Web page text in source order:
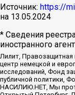
Источник: https://
на 13.05.2024
* Сведения
иностранного
Лилит, Правозащитная
центр немецкой и
исследований, Фонд
публичной политики,
НАСИЛИЮ.НЕТ, Мы